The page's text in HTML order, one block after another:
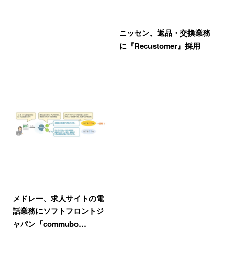
ニッセン、返品・交換業務
に『Recustomer』採用
メドレー、求人サイトの電
話業務にソフトフロントジ
ャパン「commubo…